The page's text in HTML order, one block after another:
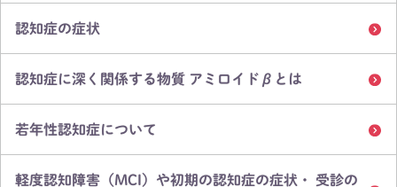
認知症の症状
認知症に深く関係する物質 アミロイドβとは
若年性認知症について
軽度認知障害（MCI）や初期の認知症の症状・ 受診の